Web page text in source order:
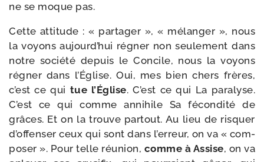
ne se moque pas.
Cette atti­tude : « par­ta­ger », « mélan­ger », nous
la voyons aujourd’hui régner non seule­ment dans
notre socié­té depuis le Concile, nous la voyons
régner dans l’Église. Oui, mes bien chers frères,
c’est ce qui tue l’Église. C’est ce qui La para­lyse.
C’est ce qui comme anni­hile Sa fécon­di­té de
grâces. Et on la trouve par­tout. Au lieu de ris­quer
d’offenser ceux qui sont dans l’erreur, on va « com­
po­ser ». Pour telle réunion, comme à Assise, on va